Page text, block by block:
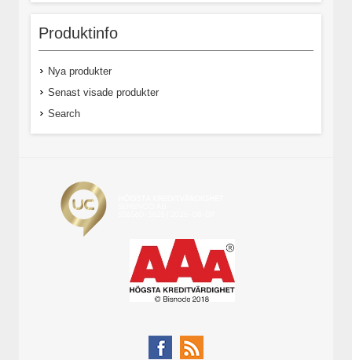
Produktinfo
Nya produkter
Senast visade produkter
Search